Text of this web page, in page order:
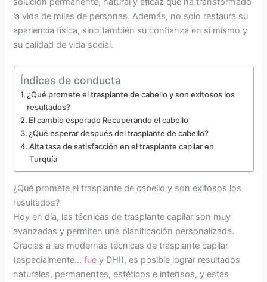
la vida de miles de personas. Además, no solo restaura su
apariencia física, sino también su confianza en sí mismo y
su calidad de vida social.
Índices de conducta
¿Qué promete el trasplante de cabello y son exitosos los
resultados?
El cambio esperado Recuperando el cabello
¿Qué esperar después del trasplante de cabello?
Alta tasa de satisfacción en el trasplante capilar en
Turquía
¿Qué promete el trasplante de cabello y son exitosos los
resultados?
Hoy en día, las técnicas de trasplante capilar son muy
avanzadas y permiten una planificación personalizada.
Gracias a las modernas técnicas de trasplante capilar
(especialmente...fue y DHI), es posible lograr resultados
naturales, permanentes, estéticos e intensos, y estas